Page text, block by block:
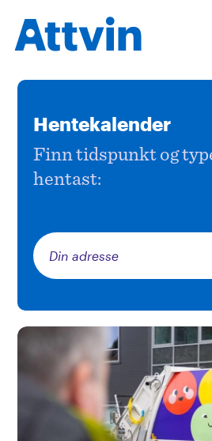
Søk
Hentekalender
Tenester
Kontakt oss
Henting av dunker
Om Attvin
Sorteringsguide
Hentekalender
Finn tidspunkt og
hentast: